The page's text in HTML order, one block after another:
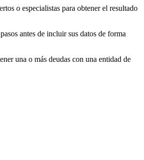
o especialistas para obtener el resultado
antes de incluir sus datos de forma
una o más deudas con una entidad de